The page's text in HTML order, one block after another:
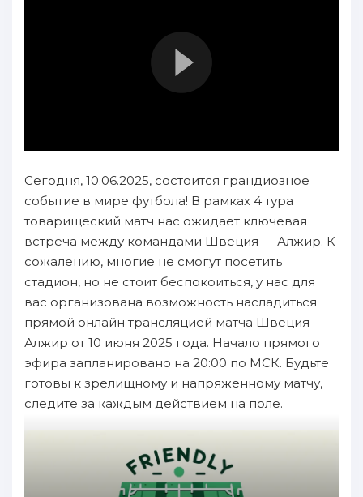
Сегодня, 10.06.2025, состоится грандиозное
событие в мире футбола! В рамках 4 тура
товарищеский матч нас ожидает ключевая
встреча между командами Швеция — Алжир. К
сожалению, многие не смогут посетить
стадион, но не стоит беспокоиться, у нас для
вас организована возможность насладиться
прямой онлайн трансляцией матча Швеция —
Алжир от 10 июня 2025 года. Начало прямого
эфира запланировано на 20:00 по МСК. Будьте
готовы к зрелищному и напряжённому матчу,
следите за каждым действием на поле.